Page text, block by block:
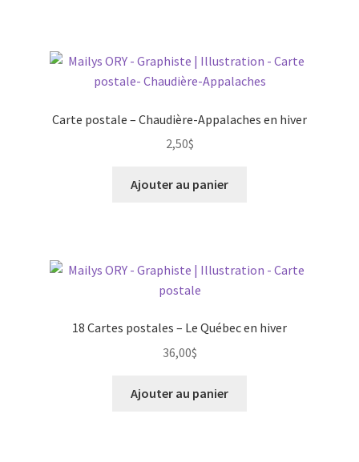
Carte postale – Chaudière-Appalaches en hiver
2,50$
Ajouter au panier
18 Cartes postales – Le Québec en hiver
36,00$
Ajouter au panier